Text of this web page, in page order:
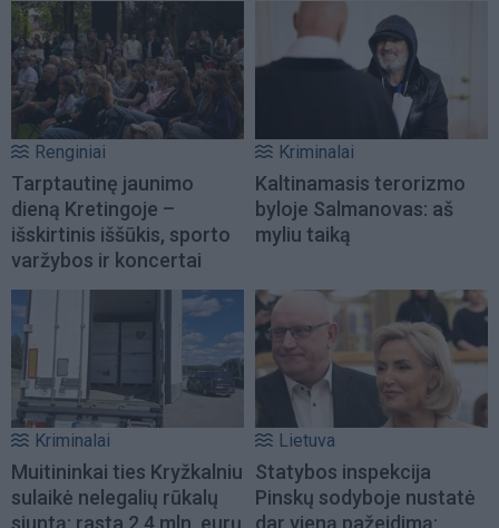
Renginiai
Tarptautinę jaunimo
dieną Kretingoje –
išskirtinis iššūkis, sporto
varžybos ir koncertai
Kriminalai
Kaltinamasis terorizmo
byloje Salmanovas: aš
myliu taiką
Kriminalai
Muitininkai ties Kryžkalniu
sulaikė nelegalių rūkalų
siuntą: rasta 2,4 mln. eurų
Lietuva
Statybos inspekcija
Pinskų sodyboje nustatė
dar vieną pažeidimą: